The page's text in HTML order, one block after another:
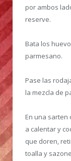
por ambos
reserve.
Bata los
parmesano.
Pase las
la mezcla de
En una sarten
a calentar y
que doren,
toalla y